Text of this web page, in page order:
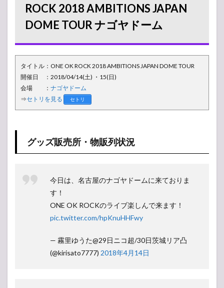
JAPAN
DOME
TOUR ナゴ
ヤドーム
1.1
グッ
ズ販
売
列状
況
会場
の様
子
ROCK 2018 AMBITIONS JAPAN
DOME TOUR ナゴヤドーム
タイトル：ONE OK ROCK 2018 AMBITIONS JAPAN DOME TOUR
開催日 ：2018/04/14(土) ・15(日)
会場 ： ナゴヤドーム
⇒セトリを見る セトリ
グッズ販売所・物販列状況
今日は、名古屋のナゴヤドームに来ておりま
す！
ONE OK ROCKのライブ楽しんで来ます！
pic.twitter.com/hpKnuHHFwy
— 霧里ゆうた@29日ニコ超/30日茨城リア凸
(@kirisato7777) 2018年4月14日